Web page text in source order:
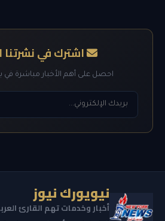
اشترك في نشرتنا
احصل على أهم الأخبار مباشرة في
نيويورك نيوز
أخبار وخدمات تهم القارئ